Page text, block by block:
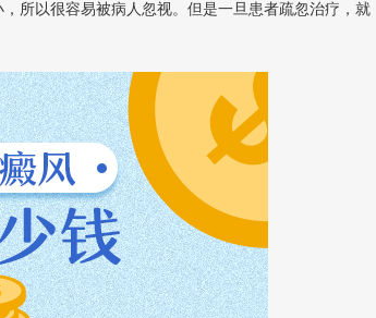
所以很容易被病人忽视。但是一旦患者疏忽治疗，就